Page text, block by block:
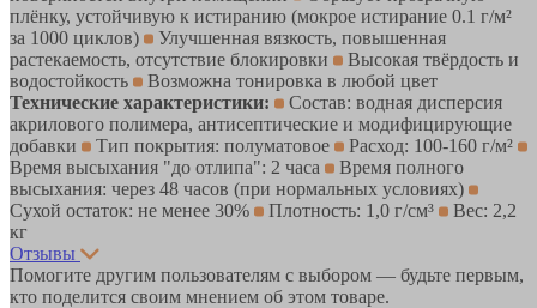
плёнку, устойчивую к истиранию (мокрое истирание 0.1 г/м²
за 1000 циклов)
Улучшенная вязкость, повышенная
растекаемость, отсутствие блокировки
Высокая твёрдость и
водостойкость
Возможна тонировка в любой цвет
Технические характеристики:
Состав: водная дисперсия
акрилового полимера, антисептические и модифицирующие
добавки
Тип покрытия: полуматовое
Расход: 100-160 г/м²
Время высыхания "до отлипа": 2 часа
Время полного
высыхания: через 48 часов (при нормальных условиях)
Сухой остаток: не менее 30%
Плотность: 1,0 г/см³
Вес: 2,2
кг
Отзывы
Помогите другим пользователям с выбором — будьте первым,
кто поделится своим мнением об этом товаре.